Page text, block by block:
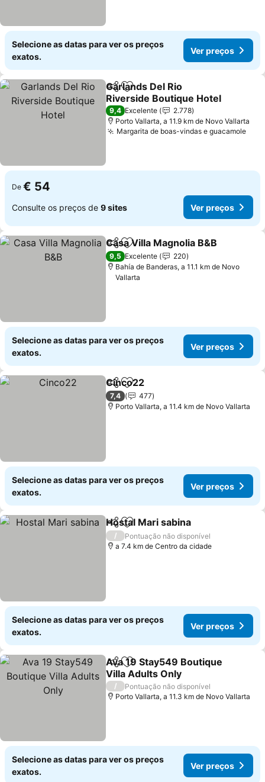
Selecione as datas para ver os preços
exatos.
Ver preços
PartilharAdicionar aos favoritos
Garlands Del Rio
Riverside Boutique Hotel
Ver preços
9,4 Excelente
2.778
Porto Vallarta, a 11.9 km de Novo Vallarta
Margarita de boas-vindas e guacamoleVer
De € 54
Consulte os preços de 9 sites Ver preços
PartilharAdicionar aos favoritos
Casa Villa Magnolia B&B
9,5 Excelente
220
Bahía de Banderas, a 11.1 km de Novo
Vallarta
Selecione as datas para ver os preços
exatos.
Ver preços
PartilharAdicionar aos favoritos
Cinco22
7,4
477
Porto Vallarta, a 11.4 km de Novo Vallarta
Selecione as datas para ver os preços
exatos.
Ver preços
PartilharAdicionar aos favoritos
Hostal Mari sabina
/
Pontuação não disponível
a 7.4 km de Centro da cidade
Selecione as datas para ver os preços
exatos.
Ver preços
PartilharAdicionar aos favoritos
Ava 19 Stay549 Boutique
Villa Adults Only
Ver preços
/
Pontuação não disponível
Porto Vallarta, a 11.3 km de Novo Vallarta
Selecione as datas para ver os preços
exatos.
Ver preços